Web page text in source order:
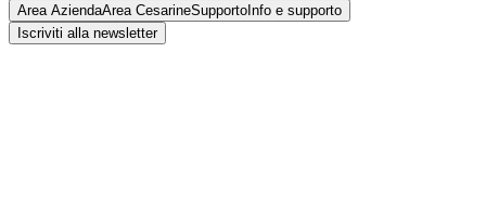
Area AziendaArea CesarineSupporto Info e supporto
Iscriviti alla newsletter